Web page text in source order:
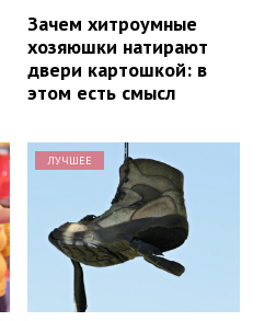
Зачем хитроумные
хозяюшки натирают
двери картошкой: в
этом есть смысл
ЛУЧШЕЕ